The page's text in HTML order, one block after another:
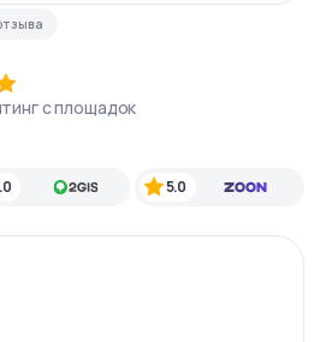
с площадок
5.0